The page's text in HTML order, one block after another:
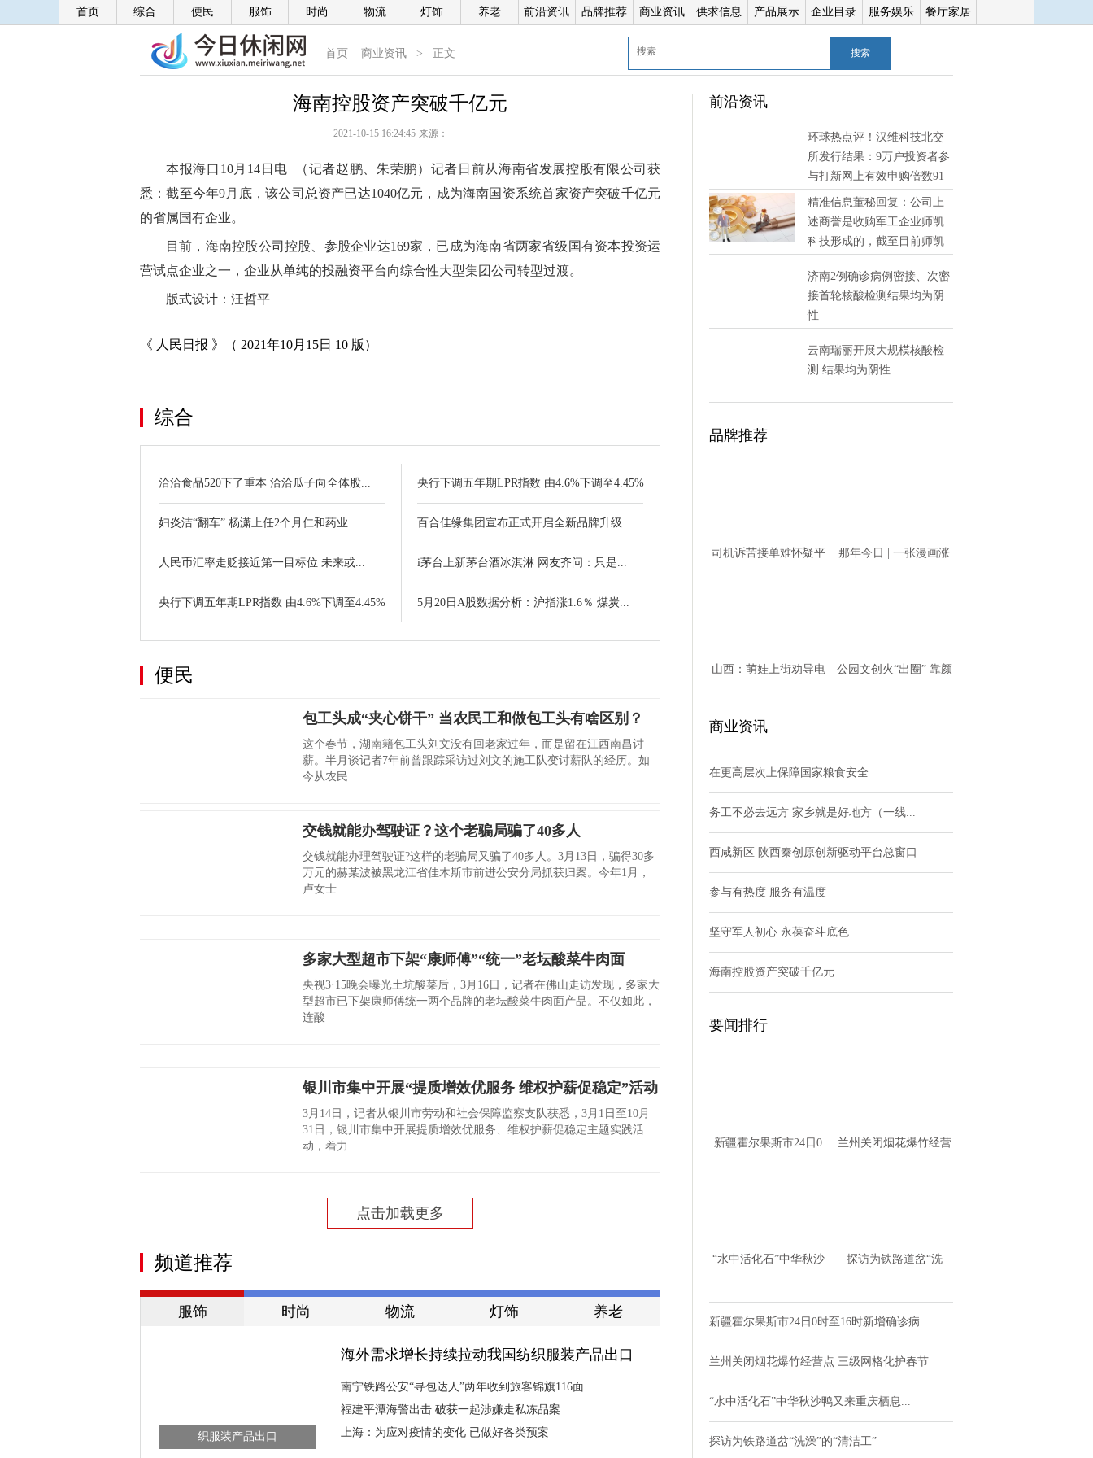
首页 综合 便民 服饰 时尚 物流 灯饰 养老 前沿资讯 品牌推荐 商业资讯 供求信息 产品展示 企业目录 服务娱乐 餐厅家居
首页 商业资讯 > 正文 搜索
海南控股资产突破千亿元
2021-10-15 16:24:45 来源：
本报海口10月14日电 （记者赵鹏、朱荣鹏）记者日前从海南省发展控股有限公司获
悉：截至今年9月底，该公司总资产已达1040亿元，成为海南国资系统首家资产突破千亿元
的省属国有企业。
目前，海南控股公司控股、参股企业达169家，已成为海南省两家省级国有资本投资运
营试点企业之一，企业从单纯的投融资平台向综合性大型集团公司转型过渡。
版式设计：汪哲平
《 人民日报 》（ 2021年10月15日 10 版）
综合
洽洽食品520下了重本 洽洽瓜子向全体股...
妇炎洁“翻车” 杨潇上任2个月仁和药业...
人民币汇率走贬接近第一目标位 未来或...
央行下调五年期LPR指数 由4.6%下调至4.45%
央行下调五年期LPR指数 由4.6%下调至4.45%
百合佳缘集团宣布正式开启全新品牌升级...
i茅台上新茅台酒冰淇淋 网友齐问：只是...
5月20日A股数据分析：沪指涨1.6％ 煤炭...
便民
包工头成“夹心饼干” 当农民工和做包工头有啥区别？
这个春节，湖南籍包工头刘文没有回老家过年，而是留在江西南昌讨
薪。半月谈记者7年前曾跟踪采访过刘文的施工队变讨薪队的经历。如
今从农民
交钱就能办驾驶证？这个老骗局骗了40多人
交钱就能办理驾驶证?这样的老骗局又骗了40多人。3月13日，骗得30多
万元的赫某波被黑龙江省佳木斯市前进公安分局抓获归案。今年1月，
卢女士
多家大型超市下架“康师傅”“统一”老坛酸菜牛肉面
央视3·15晚会曝光土坑酸菜后，3月16日，记者在佛山走访发现，多家大
型超市已下架康师傅统一两个品牌的老坛酸菜牛肉面产品。不仅如此，
连酸
银川市集中开展“提质增效优服务 维权护薪促稳定”活动
3月14日，记者从银川市劳动和社会保障监察支队获悉，3月1日至10月
31日，银川市集中开展提质增效优服务、维权护薪促稳定主题实践活
动，着力
点击加载更多
频道推荐
服饰 时尚 物流 灯饰 养老
织服装产品出口
海外需求增长持续拉动我国纺织服装产品出口
南宁铁路公安“寻包达人”两年收到旅客锦旗116面
福建平潭海警出击 破获一起涉嫌走私冻品案
上海：为应对疫情的变化 已做好各类预案
前沿资讯
环球热点评！汉维科技北交
所发行结果：9万户投资者参
与打新网上有效申购倍数91
倍
精准信息董秘回复：公司上
述商誉是收购军工企业师凯
科技形成的，截至目前师凯
济南2例确诊病例密接、次密
接首轮核酸检测结果均为阴
性
云南瑞丽开展大规模核酸检
测 结果均为阴性
品牌推荐
司机诉苦接单难怀疑平
那年今日 | 一张漫画涨
山西：萌娃上街劝导电
公园文创火“出圈” 靠颜
商业资讯
在更高层次上保障国家粮食安全
务工不必去远方 家乡就是好地方（一线...
西咸新区 陕西秦创原创新驱动平台总窗口
参与有热度 服务有温度
坚守军人初心 永葆奋斗底色
海南控股资产突破千亿元
要闻排行
新疆霍尔果斯市24日0
兰州关闭烟花爆竹经营
“水中活化石”中华秋沙
探访为铁路道岔“洗
新疆霍尔果斯市24日0时至16时新增确诊病...
兰州关闭烟花爆竹经营点 三级网格化护春节
“水中活化石”中华秋沙鸭又来重庆栖息...
探访为铁路道岔“洗澡”的“清洁工”